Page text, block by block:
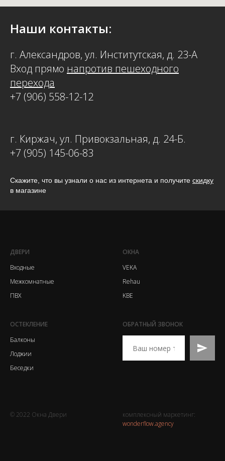
Наши контакты:
г. Александров, ул. Институтская, д. 23-А
Вход прямо напротив пешеходного
перехода
+7 (906) 558-12-12
г. Киржач, ул. Привокзальная, д. 24-Б.
+7 (905) 145-06-83
Скажите, что вы узнали о нас из интернета и получите скидку
в магазине
ДВЕРИ
Входные
Межкомнатные
ПВХ
ОКНА
VEKA
Rehau
KBE
ОСТЕКЛЕНИЕ
Балконы
Лоджии
Беседки
ОБРАТНЫЙ ЗВОНОК
© 2022 Окна Двери
комплексный маркетинг:
wonderflow.agency